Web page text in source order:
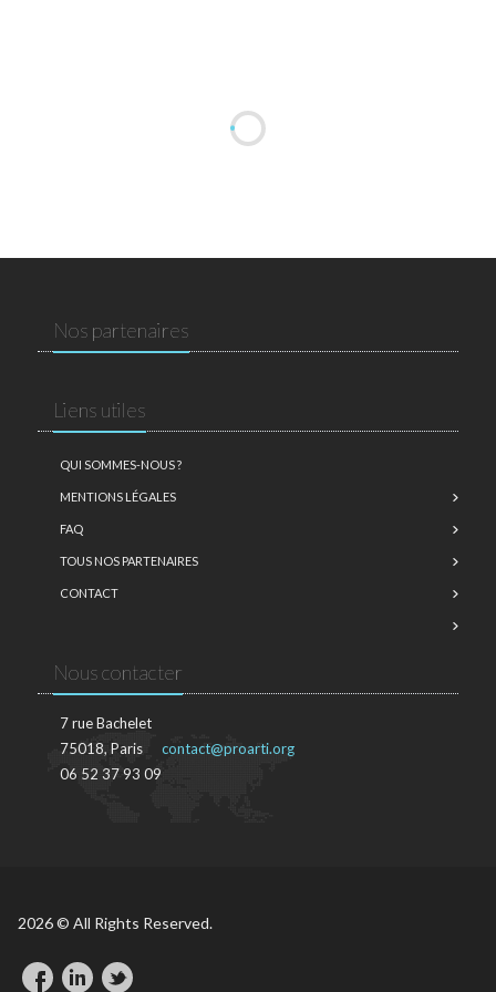
Nos partenaires
Liens utiles
QUI SOMMES-NOUS ?
MENTIONS LÉGALES
FAQ
TOUS NOS PARTENAIRES
CONTACT
Nous contacter
7 rue Bachelet
75018, Paris
06 52 37 93 09
contact@proarti.org
2026 © All Rights Reserved.